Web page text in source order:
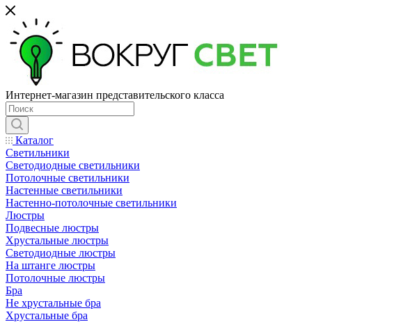
Интернет-магазин представительского класса
Каталог
Светильники
Светодиодные светильники
Потолочные светильники
Настенные светильники
Настенно-потолочные светильники
Люстры
Подвесные люстры
Хрустальные люстры
Светодиодные люстры
На штанге люстры
Потолочные люстры
Бра
Не хрустальные бра
Хрустальные бра